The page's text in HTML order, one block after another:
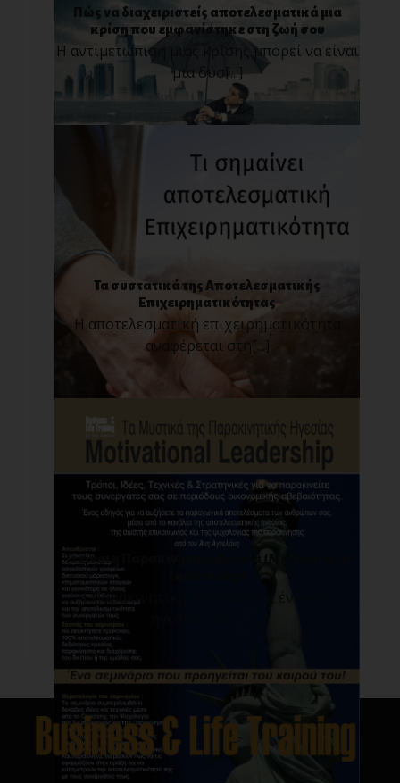
Πώς να διαχειριστείς αποτελεσματικά μια
κρίση που εμφανίστηκε στη ζωή σου
Η αντιμετώπιση μιας κρίσης μπορεί να είναι
μια δύσ[...]
Τα συστατικά της Αποτελεσματικής
Επιχειρηματικότητας
Η αποτελεσματική επιχειρηματικότητα
αναφέρεται στη[...]
Τι είναι η Παρακινητική Ηγεσία (Motivational
Η Παρακινητική Ηγεσία είναι ένα στυλ